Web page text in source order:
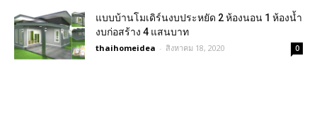
แบบบ้านโมเดิร์นงบประหยัด 2 ห้องนอน 1 ห้องน้ำ
งบก่อสร้าง 4 แสนบาท
thaihomeidea - สิงหาคม 18, 2020 0